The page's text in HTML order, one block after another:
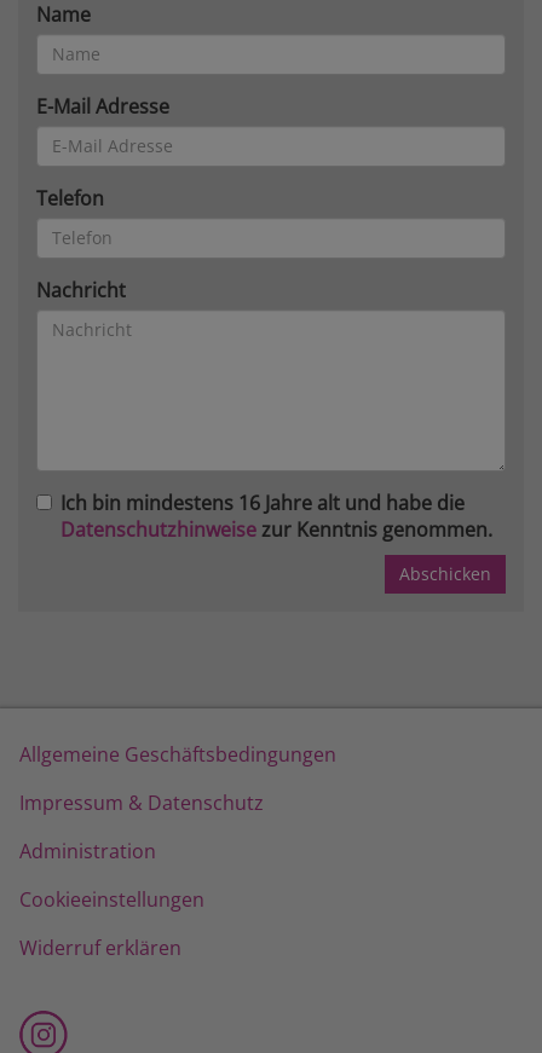
Name
E-Mail Adresse
Telefon
Nachricht
Ich bin mindestens 16 Jahre alt und habe die
Datenschutzhinweisezur Kenntnis genommen.
Allgemeine Geschäftsbedingungen
Impressum & Datenschutz
Administration
Cookieeinstellungen
Widerruf erklären